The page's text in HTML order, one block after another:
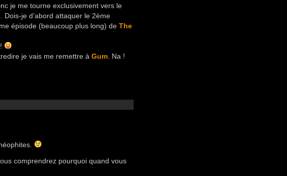
je me tourne exclusivement vers le
je d’abord attaquer le 2ème
épisode (beaucoup plus long) de The
je vais me remettre à Gum . Na !
comprendrez pourquoi quand vous